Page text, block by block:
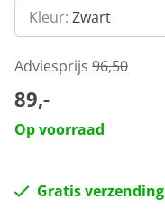
Kleur: Zwart
Adviesprijs 96,50
89,-
Op voorraad
Gratis verzending